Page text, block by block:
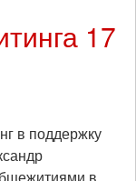
17
в поддержку